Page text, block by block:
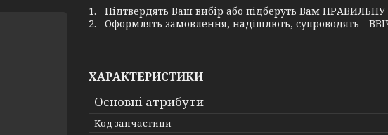
1. Підтвердять Ваш вибір або підберуть Вам
2. Оформлять замовлення, надішлють, супроводять -
ХАРАКТЕРИСТИКИ
Основні атрибути
Код запчастини